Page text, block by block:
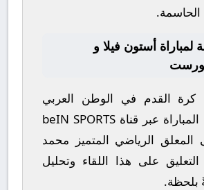
الحاسمة.
لمباراة أستون فيلا و
فورست
كرة القدم في الوطن العربي
عبر قناة beIN SPORTS
المعلق الرياضي المتميز محمد
على هذا اللقاء وتحليل
بلحظة.